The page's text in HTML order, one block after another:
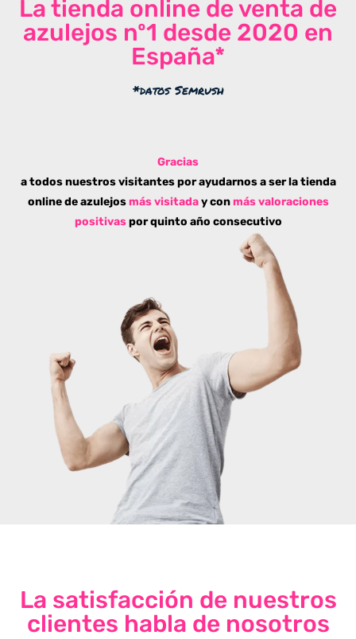
La tienda online de venta de
azulejos nº1 desde 2020 en
España*
*datos Semrush
Gracias
a todos nuestros visitantes por ayudarnos a ser la tienda
online de azulejos más visitaday conmás valoraciones
positivaspor quinto año consecutivo
La satisfacción de nuestros
clientes habla de nosotros